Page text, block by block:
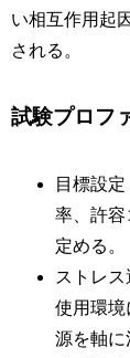
い相互作用起
される。
試験プロフ
目標設
率、許容
定める。
ストレ
使用環境
源を軸に